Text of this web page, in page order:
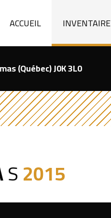
ACCUEIL INVENTAIRE
(Québec) J0K 3L0
S2015